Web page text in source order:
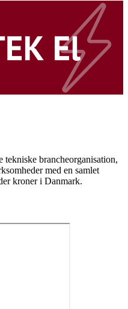
brancheorganisation,
med en samlet
kroner i Danmark.